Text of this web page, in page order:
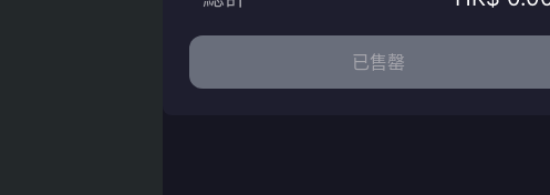
已售罄